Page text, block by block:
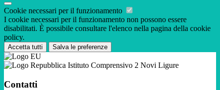
Cookie necessari per il funzionamento
I cookie necessari per il funzionamento non possono essere
disabilitati. È possibile consultare l'elenco nella pagina della cookie
policy.
Accetta tutti Salva le preferenze
Istituto Comprensivo 2 Novi Ligure
Contatti